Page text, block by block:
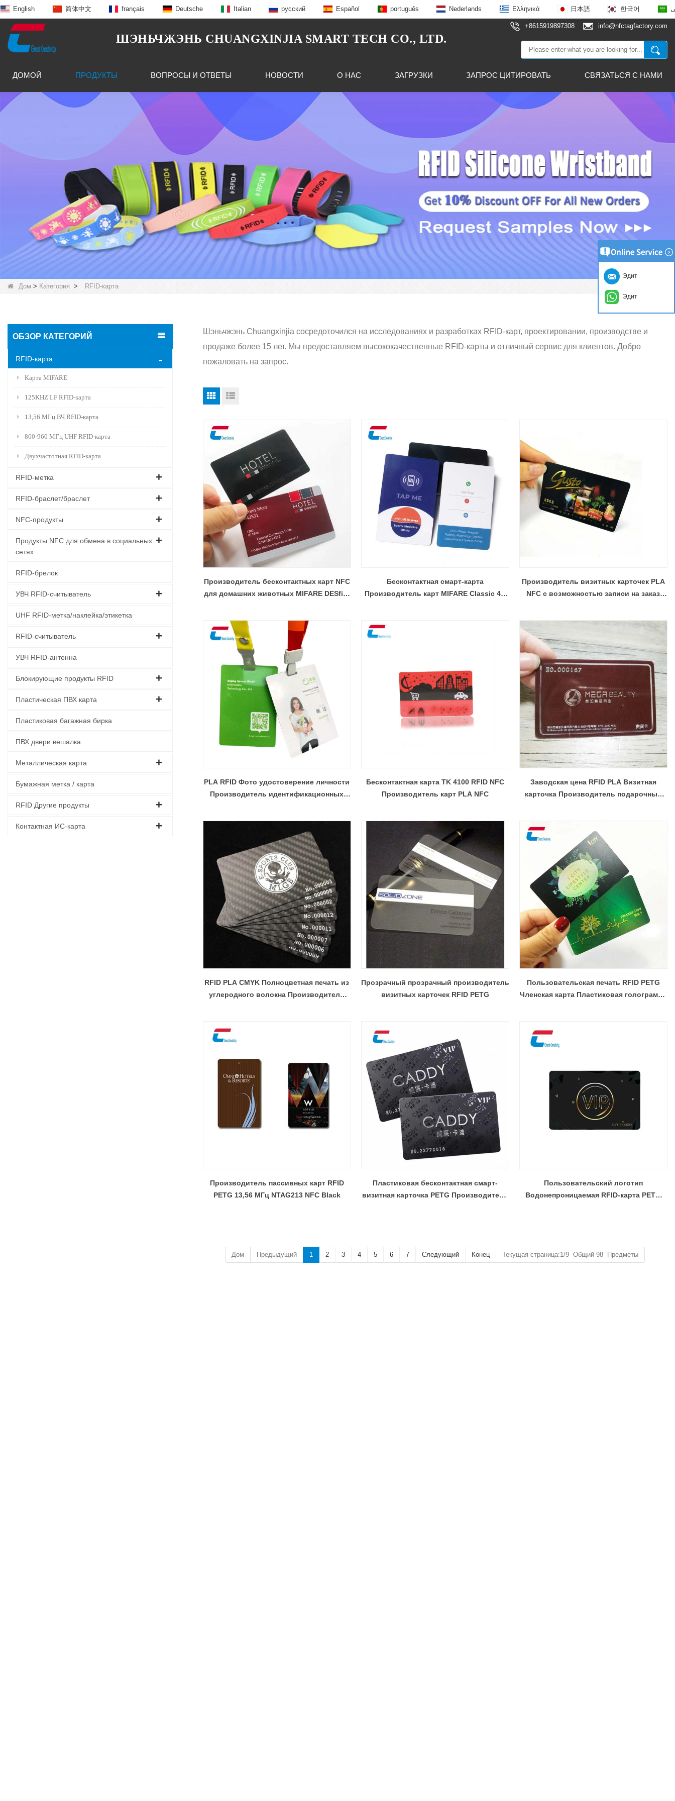
English 简体中文 français Deutsche Italian русский Español português Nederlands Ελληνικά 日本語 한국어
ШЭНЬЧЖЭНЬ CHUANGXINJIA SMART TECH CO., LTD.
+8615919897308 info@nfctagfactory.com
ДОМОЙ ПРОДУКТЫ ВОПРОСЫ И ОТВЕТЫ НОВОСТИ О НАС ЗАГРУЗКИ ЗАПРОС ЦИТИРОВАТЬ СВЯЗАТЬСЯ С НАМИ
Дом > Категория > RFID-карта
ОБЗОР КАТЕГОРИЙ
RFID-карта
Карта MIFARE
125KHZ LF RFID-карта
13,56 МГц ВЧ RFID-карта
860-960 МГц UHF RFID-карта
Двухчастотная RFID-карта
RFID-метка
RFID-браслет/браслет
NFC-продукты
Продукты NFC для обмена в социальных
сетях
RFID-брелок
УВЧ RFID-считыватель
UHF RFID-метка/наклейка/этикетка
RFID-считыватель
УВЧ RFID-антенна
Блокирующие продукты RFID
Пластическая ПВХ карта
Пластиковая багажная бирка
ПВХ двери вешалка
Металлическая карта
Бумажная метка / карта
RFID Другие продукты
Контактная ИС-карта
Шэньчжэнь Chuangxinjia сосредоточился на исследованиях и разработках RFID-карт, проектировании, производстве и
продаже более 15 лет. Мы предоставляем высококачественные RFID-карты и отличный сервис для клиентов. Добро
пожаловать на запрос.
Производитель бесконтактных карт NFC
для домашних животных MIFARE DESfire
Бесконтактная смарт-карта
Производитель карт MIFARE Classic 4K
Производитель визитных карточек PLA
NFC с возможностью записи на заказ
PLA RFID Фото удостоверение личности
Производитель идентификационных
Бесконтактная карта TK 4100 RFID NFC
Производитель карт PLA NFC
Заводская цена RFID PLA Визитная
карточка Производитель подарочных
RFID PLA CMYK Полноцветная печать из
углеродного волокна Производитель
Прозрачный прозрачный производитель
визитных карточек RFID PETG
Пользовательская печать RFID PETG
Членская карта Пластиковая голограмма
Производитель пассивных карт RFID
PETG 13,56 МГц NTAG213 NFC Black
Пластиковая бесконтактная смарт-
визитная карточка PETG Производитель
Пользовательский логотип
Водонепроницаемая RFID-карта PETG
Дом Предыдущий 1 2 3 4 5 6 7 Следующий Конец Текущая страница:1/9 Общий 98 Предметы
Эдит
Эдит